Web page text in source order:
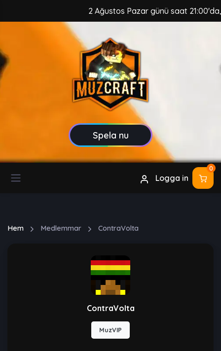
2 Ağustos Pazar günü saat
Spela nu
Logga in
0
Hem Medlemmar ContraVolta
ContraVolta
MuzVIP